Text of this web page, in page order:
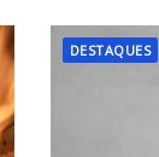
DESTAQUES